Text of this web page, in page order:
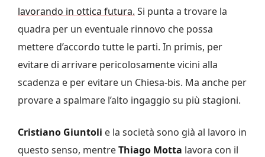
lavorando in ottica futura. Si punta a trovare la
quadra per un eventuale rinnovo che possa
mettere d’accordo tutte le parti. In primis, per
evitare di arrivare pericolosamente vicini alla
scadenza e per evitare un Chiesa-bis. Ma anche per
provare a spalmare l’alto ingaggio su più stagioni.
Cristiano Giuntoli e la società sono già al lavoro in
questo senso, mentreThiago Motta lavora con il